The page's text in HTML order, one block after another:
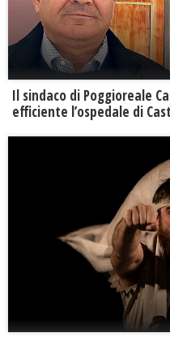
Il sindaco di Poggioreale
efficiente l’ospedale di